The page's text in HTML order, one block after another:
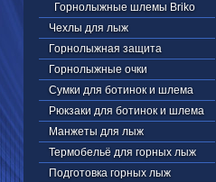
Горнолыжные шлемы Briko
Чехлы для лыж
Горнолыжная защита
Горнолыжные очки
Сумки для ботинок и шлема
Рюкзаки для ботинок и шлема
Манжеты для лыж
Термобельё для горных лыж
Подготовка горных лыж